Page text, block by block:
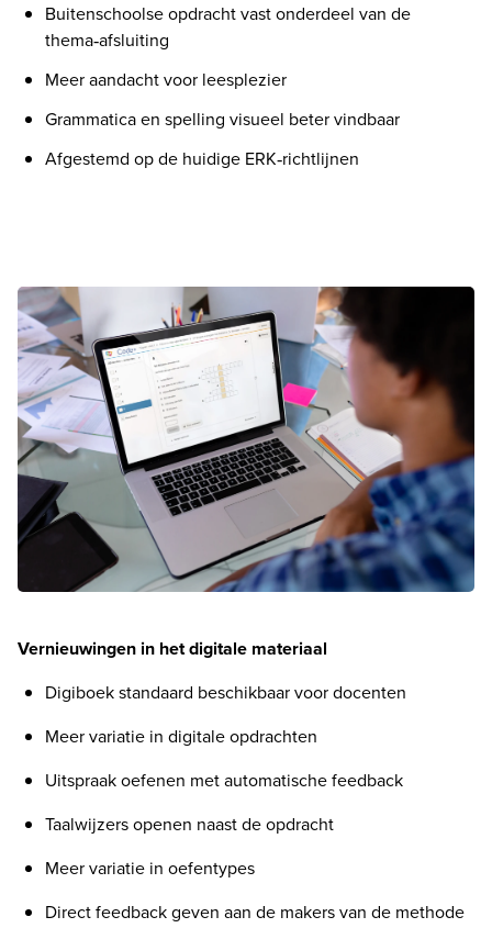
Buitenschoolse opdracht vast onderdeel van de
thema‑afsluiting
Meer aandacht voor leesplezier
Grammatica en spelling visueel beter vindbaar
Afgestemd op de huidige ERK‑richtlijnen
Vernieuwingen in het digitale materiaal
Digiboek standaard beschikbaar voor docenten
Meer variatie in digitale opdrachten
Uitspraak oefenen met automatische feedback
Taalwijzers openen naast de opdracht
Meer variatie in oefentypes
Direct feedback geven aan de makers van de methode